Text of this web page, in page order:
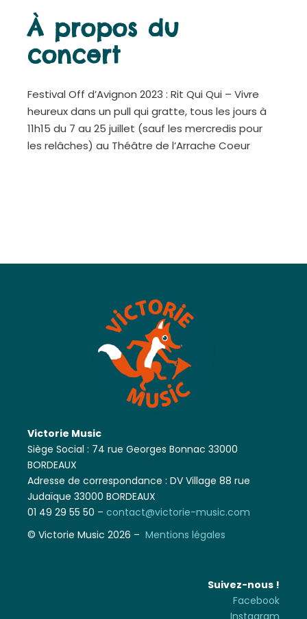
À propos du
concert
Festival Off d’Avignon 2023 : Rit Qui Qui – Vivre
heureux dans un pull qui gratte, tous les jours à
11h15 du 7 au 25 juillet (sauf les mercredis pour
les relâches) au Théâtre de l’Arrache Coeur
Victorie Music
Siège Social : 74 rue Georges Bonnac 33000
BORDEAUX
Adresse de correspondance : DV Village 88 rue
Judaïque 33000 BORDEAUX
01 49 29 55 50 –contact@victorie-music.com
© Victorie Music 2026 –Mentions légales
Suivez-nous !
Facebook